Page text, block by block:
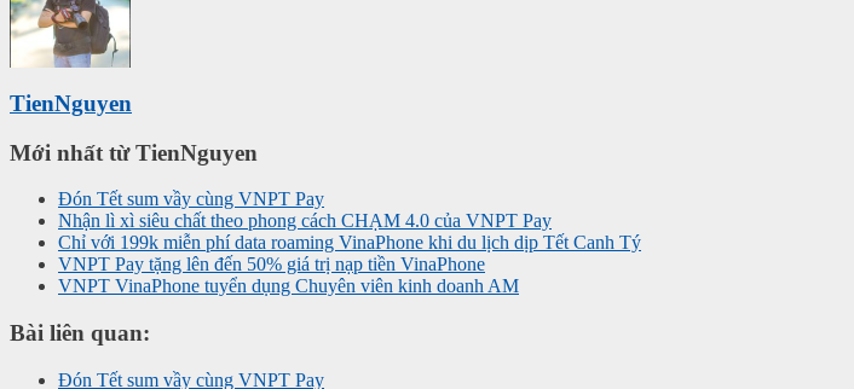
TienNguyen
Mới nhất từ TienNguyen
Đón Tết sum vầy cùng VNPT Pay
Nhận lì xì siêu chất theo phong cách CHẠM 4.0 của VNPT Pay
Chỉ với 199k miễn phí data roaming VinaPhone khi du lịch dịp Tết Canh Tý
VNPT Pay tặng lên đến 50% giá trị nạp tiền VinaPhone
VNPT VinaPhone tuyển dụng Chuyên viên kinh doanh AM
Bài liên quan:
Đón Tết sum vầy cùng VNPT Pay